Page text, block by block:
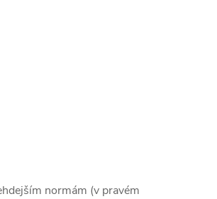
normám (v pravém